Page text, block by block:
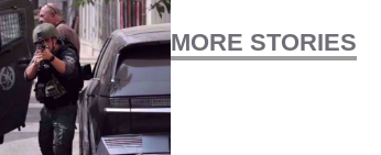
MORE STORIES